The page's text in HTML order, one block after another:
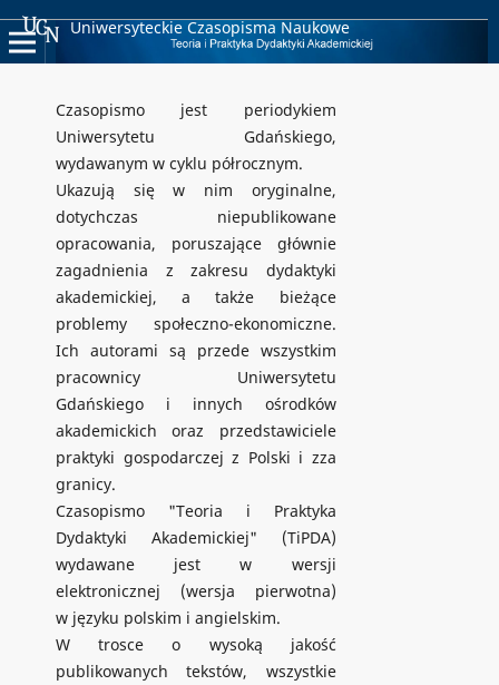
Uniwersyteckie Czasopisma Naukowe
Czasopismo jest periodykiem
Uniwersytetu Gdańskiego,
wydawanym w cyklu półrocznym.
Ukazują się w nim oryginalne,
dotychczas niepublikowane
opracowania, poruszające głównie
zagadnienia z zakresu dydaktyki
akademickiej, a także bieżące
problemy społeczno-ekonomiczne.
Ich autorami są przede wszystkim
pracownicy Uniwersytetu
Gdańskiego i innych ośrodków
akademickich oraz przedstawiciele
praktyki gospodarczej z Polski i zza
granicy.
Czasopismo "Teoria i Praktyka
Dydaktyki Akademickiej" (TiPDA)
wydawane jest w wersji
elektronicznej (wersja pierwotna)
w języku polskim i angielskim.
W trosce o wysoką jakość
publikowanych tekstów, wszystkie